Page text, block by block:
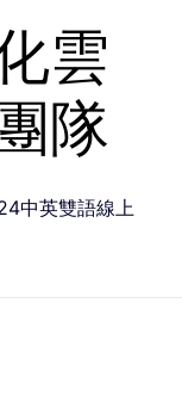
雲
隊
中英雙語線上